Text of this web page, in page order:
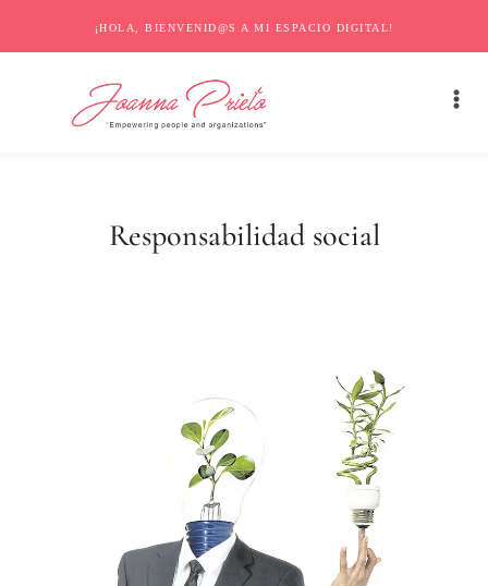
¡HOLA, BIENVENID@S A MI ESPACIO DIGITAL!
Responsabilidad social